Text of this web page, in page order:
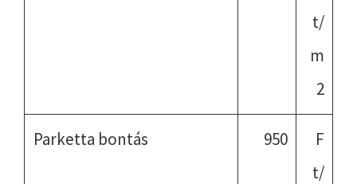
t/
m
2
Parketta bontás 950
F
t/